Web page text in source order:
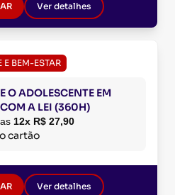
Ver detalhes
E BEM-ESTAR
O ADOLESCENTE EM
A LEI (360H)
12x R$ 27,90
cartão
Ver detalhes